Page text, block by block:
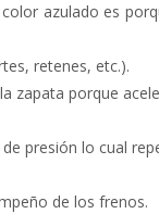
azulado es
retenes, etc.).
zapata porque
presión lo cual
de los frenos.